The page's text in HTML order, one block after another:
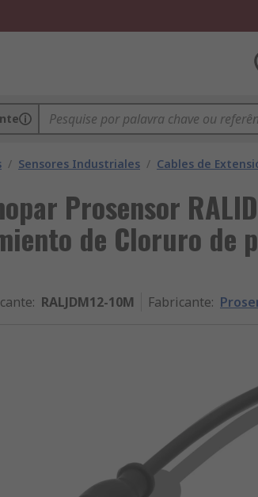
/ Sensores Industriales / Cables de
Prosensor
de Cloruro de
: RALJDM12-10M Fabricante: